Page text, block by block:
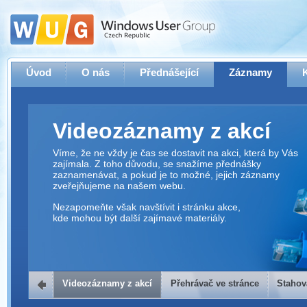
Úvod O nás Přednášející Záznamy
Videozáznamy z akcí
Víme, že ne vždy je čas se dostavit na akci, která by Vás
zajímala. Z toho důvodu, se snažíme přednášky
zaznamenávat, a pokud je to možné, jejich záznamy
zveřejňujeme na našem webu.
Nezapomeňte však navštívit i stránku akce,
kde mohou být další zajímavé materiály.
Přehrávač ve stránce
Videozáznamy z akcí Přehrávač ve stránce